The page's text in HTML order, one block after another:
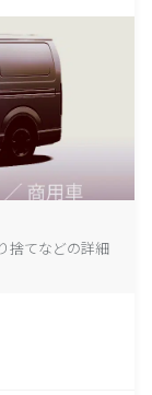
捨てなどの詳細